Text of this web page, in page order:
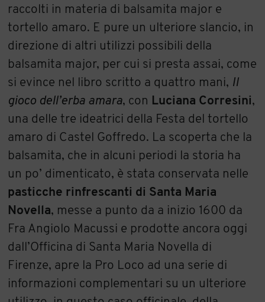
raccolti in materia di balsamita major e
tortello amaro. E pure un ulteriore slancio, in
direzione di altri utilizzi possibili della
balsamita major, per cui si presta assai, come
si evince nel libro scritto a quattro mani, Il
gioco dell’erba amara, con Luciana Corresini,
una delle tre ideatrici della Festa del tortello
amaro di Castel Goffredo. La scoperta che la
balsamita, che in alcuni periodi la storia ha
un po’ dimenticato, è stata conservata nelle
pasticche rinfrescanti di Santa Maria
Novella, messe a punto da a inizio 1600 da
Fra Angiolo Macussi e prodotte ancora oggi
dall’Officina di Santa Maria Novella di
Firenze, apre la Pro Loco ad una serie di
informazioni complementari su un ulteriore